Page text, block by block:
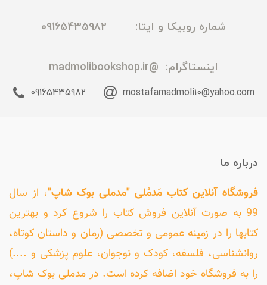
شماره روبیکا و ایتا: 09165435982
اینستاگرام: @madmolibookshop.ir
mostafamadmoli10@yahoo.com
09165435982
درباره ما
فروشگاه آنلاین کتاب مَدمُلی "مدملی بوک شاپ"، از سال
99 به صورت آنلاین فروش کتاب را شروع کرد و بهترین
کتابها را در زمینه عمومی و تخصصی (رمان و داستان کوتاه،
روانشناسی، فلسفه، کودک و نوجوان، علوم پزشکی و ....)
را به فروشگاه خود اضافه کرده است. در مدملی بوک شاپ،